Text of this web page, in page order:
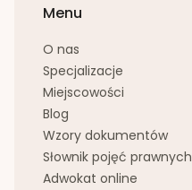
Menu
O nas
Specjalizacje
Miejscowości
Blog
Wzory dokumentów
Słownik pojęć prawnych
Adwokat online